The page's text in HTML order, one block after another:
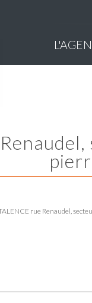
rue Renaudel,